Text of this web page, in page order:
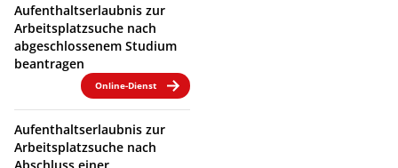
Aufenthaltserlaubnis zur
Arbeitsplatzsuche nach
abgeschlossenem Studium
beantragen
Online-Dienst
Aufenthaltserlaubnis zur
Arbeitsplatzsuche nach